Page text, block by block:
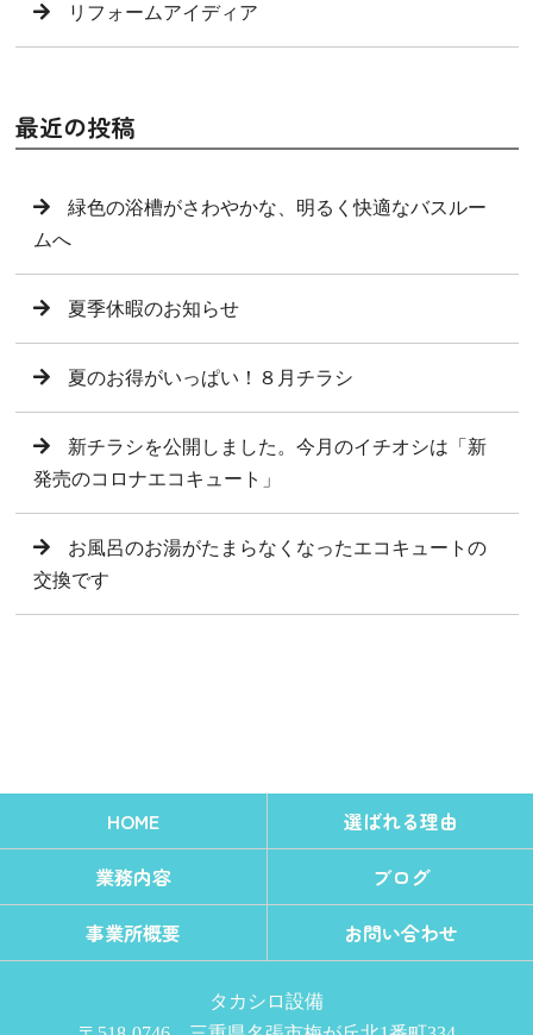
リフォームアイディア
最近の投稿
緑色の浴槽がさわやかな、明るく快適なバスルー
ムへ
夏季休暇のお知らせ
夏のお得がいっぱい！８月チラシ
新チラシを公開しました。今月のイチオシは「新
発売のコロナエコキュート」
お風呂のお湯がたまらなくなったエコキュートの
交換です
HOME
選ばれる理由
業務内容
ブログ
事業所概要
お問い合わせ
タカシロ設備